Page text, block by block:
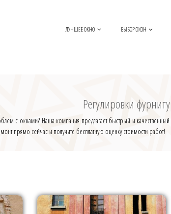
ЛУЧШЕЕ ОКНО ВЫБОР ОКОН
Регулировки
с окнами? Наша компания предлагает быстрый и
прямо сейчас и получите бесплатную оценку стоимости работ!